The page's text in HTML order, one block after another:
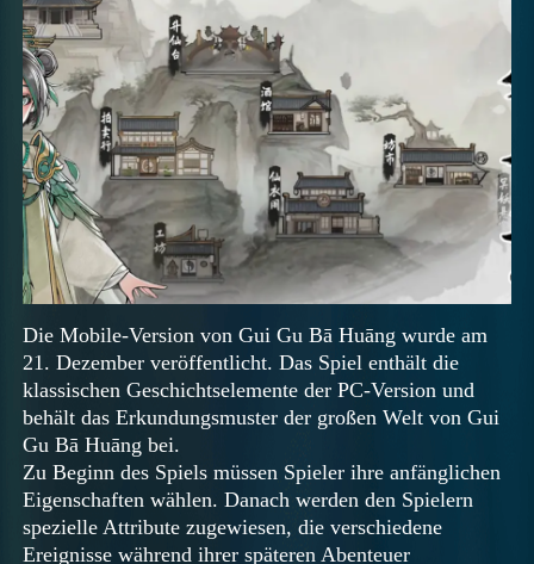
Die Mobile-Version von Gui Gu Bā Huāng wurde am
21. Dezember veröffentlicht. Das Spiel enthält die
klassischen Geschichtselemente der PC-Version und
behält das Erkundungsmuster der großen Welt von Gui
Gu Bā Huāng bei.
Zu Beginn des Spiels müssen Spieler ihre anfänglichen
Eigenschaften wählen. Danach werden den Spielern
spezielle Attribute zugewiesen, die verschiedene
Ereignisse während ihrer späteren Abenteuer